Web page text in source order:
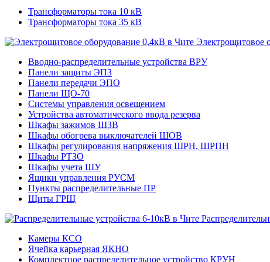
Трансформаторы тока 10 кВ
Трансформаторы тока 35 кВ
Электрощитовое
Вводно-распределительные устройства ВРУ
Панели защиты ЭПЗ
Панели передачи ЭПО
Панели ЩО-70
Системы управления освещением
Устройства автоматического ввода резерва
Шкафы зажимов ШЗВ
Шкафы обогрева выключателей ШОВ
Шкафы регулирования напряжения ШРН, ШРПН
Шкафы РТЗО
Шкафы учета ШУ
Ящики управления РУСМ
Пункты распределительные ПР
Щиты ГРЩ
Камеры КСО
Ячейка карьерная ЯКНО
Комплектное распределительное устройство КРУН